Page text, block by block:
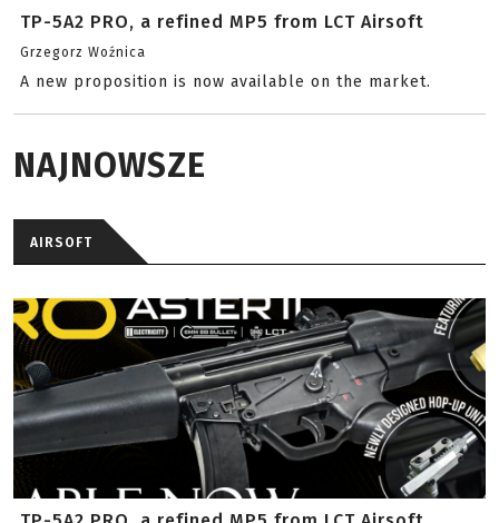
TP-5A2 PRO, a refined MP5 from LCT Airsoft
Grzegorz Woźnica
A new proposition is now available on the market.
NAJNOWSZE
AIRSOFT